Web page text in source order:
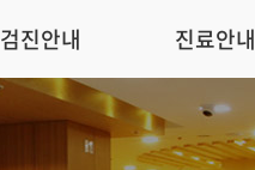
검진안내 진료안내